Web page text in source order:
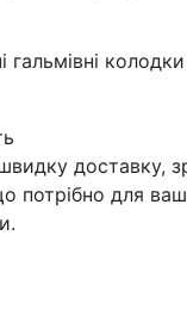
доставку,
потрібно для